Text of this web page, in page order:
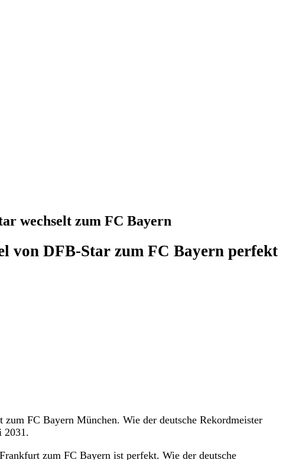
wechselt zum FC Bayern
von DFB-Star zum FC Bayern perfekt
FC Bayern München. Wie der deutsche Rekordmeister
2031.
zum FC Bayern ist perfekt. Wie der deutsche